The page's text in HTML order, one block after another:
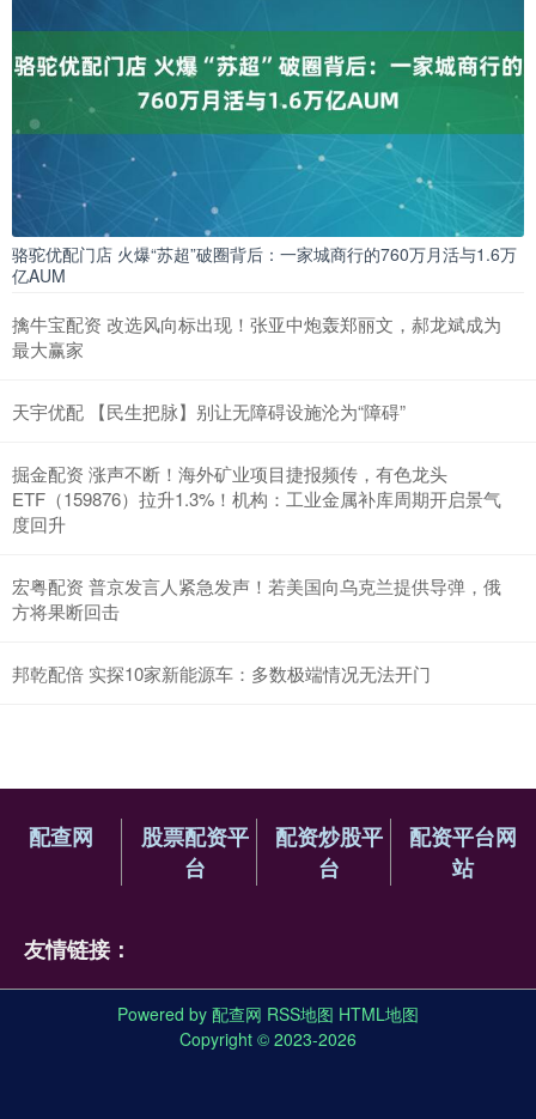
骆驼优配门店 火爆“苏超”破圈背后：一家城商行的760万月活与1.6万
亿AUM
擒牛宝配资 改选风向标出现！张亚中炮轰郑丽文，郝龙斌成为
最大赢家
天宇优配 【民生把脉】别让无障碍设施沦为“障碍”
掘金配资 涨声不断！海外矿业项目捷报频传，有色龙头
ETF（159876）拉升1.3%！机构：工业金属补库周期开启景气
度回升
宏粤配资 普京发言人紧急发声！若美国向乌克兰提供导弹，俄
方将果断回击
邦乾配倍 实探10家新能源车：多数极端情况无法开门
配查网
股票配资平
台
配资炒股平
台
配资平台网
站
友情链接：
Powered by 配查网 RSS地图 HTML地图
Copyright © 2023-2026